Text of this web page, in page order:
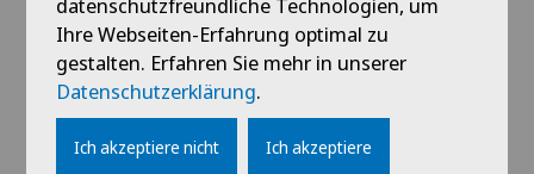
Titre fédéral suisse de médecin, Faculté de
Biologie et de Médecine, Lausanne, Suisse
1993 - 1999
Suisse et de Bonn, Allemagne
Ihre Webseiten-Erfahrung optimal zu
gestalten. Erfahren Sie mehr in unserer
Datenschutzerklärung.
Ich akzeptiere nicht Ich akzeptiere